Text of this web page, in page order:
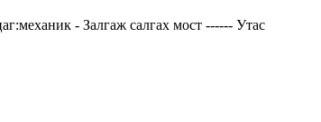
- Залгаж салгах мост ------ Утас